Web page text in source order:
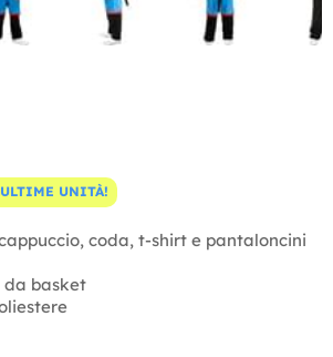
ULTIME UNITÀ!
coda, t-shirt e pantaloncini
da basket